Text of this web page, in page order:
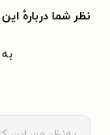
نظر شما دربارهٔ